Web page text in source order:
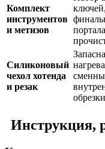
Комплект
инструментов
и метизов
Силиконовый
чехол хотенда
и резак
Инструкция,